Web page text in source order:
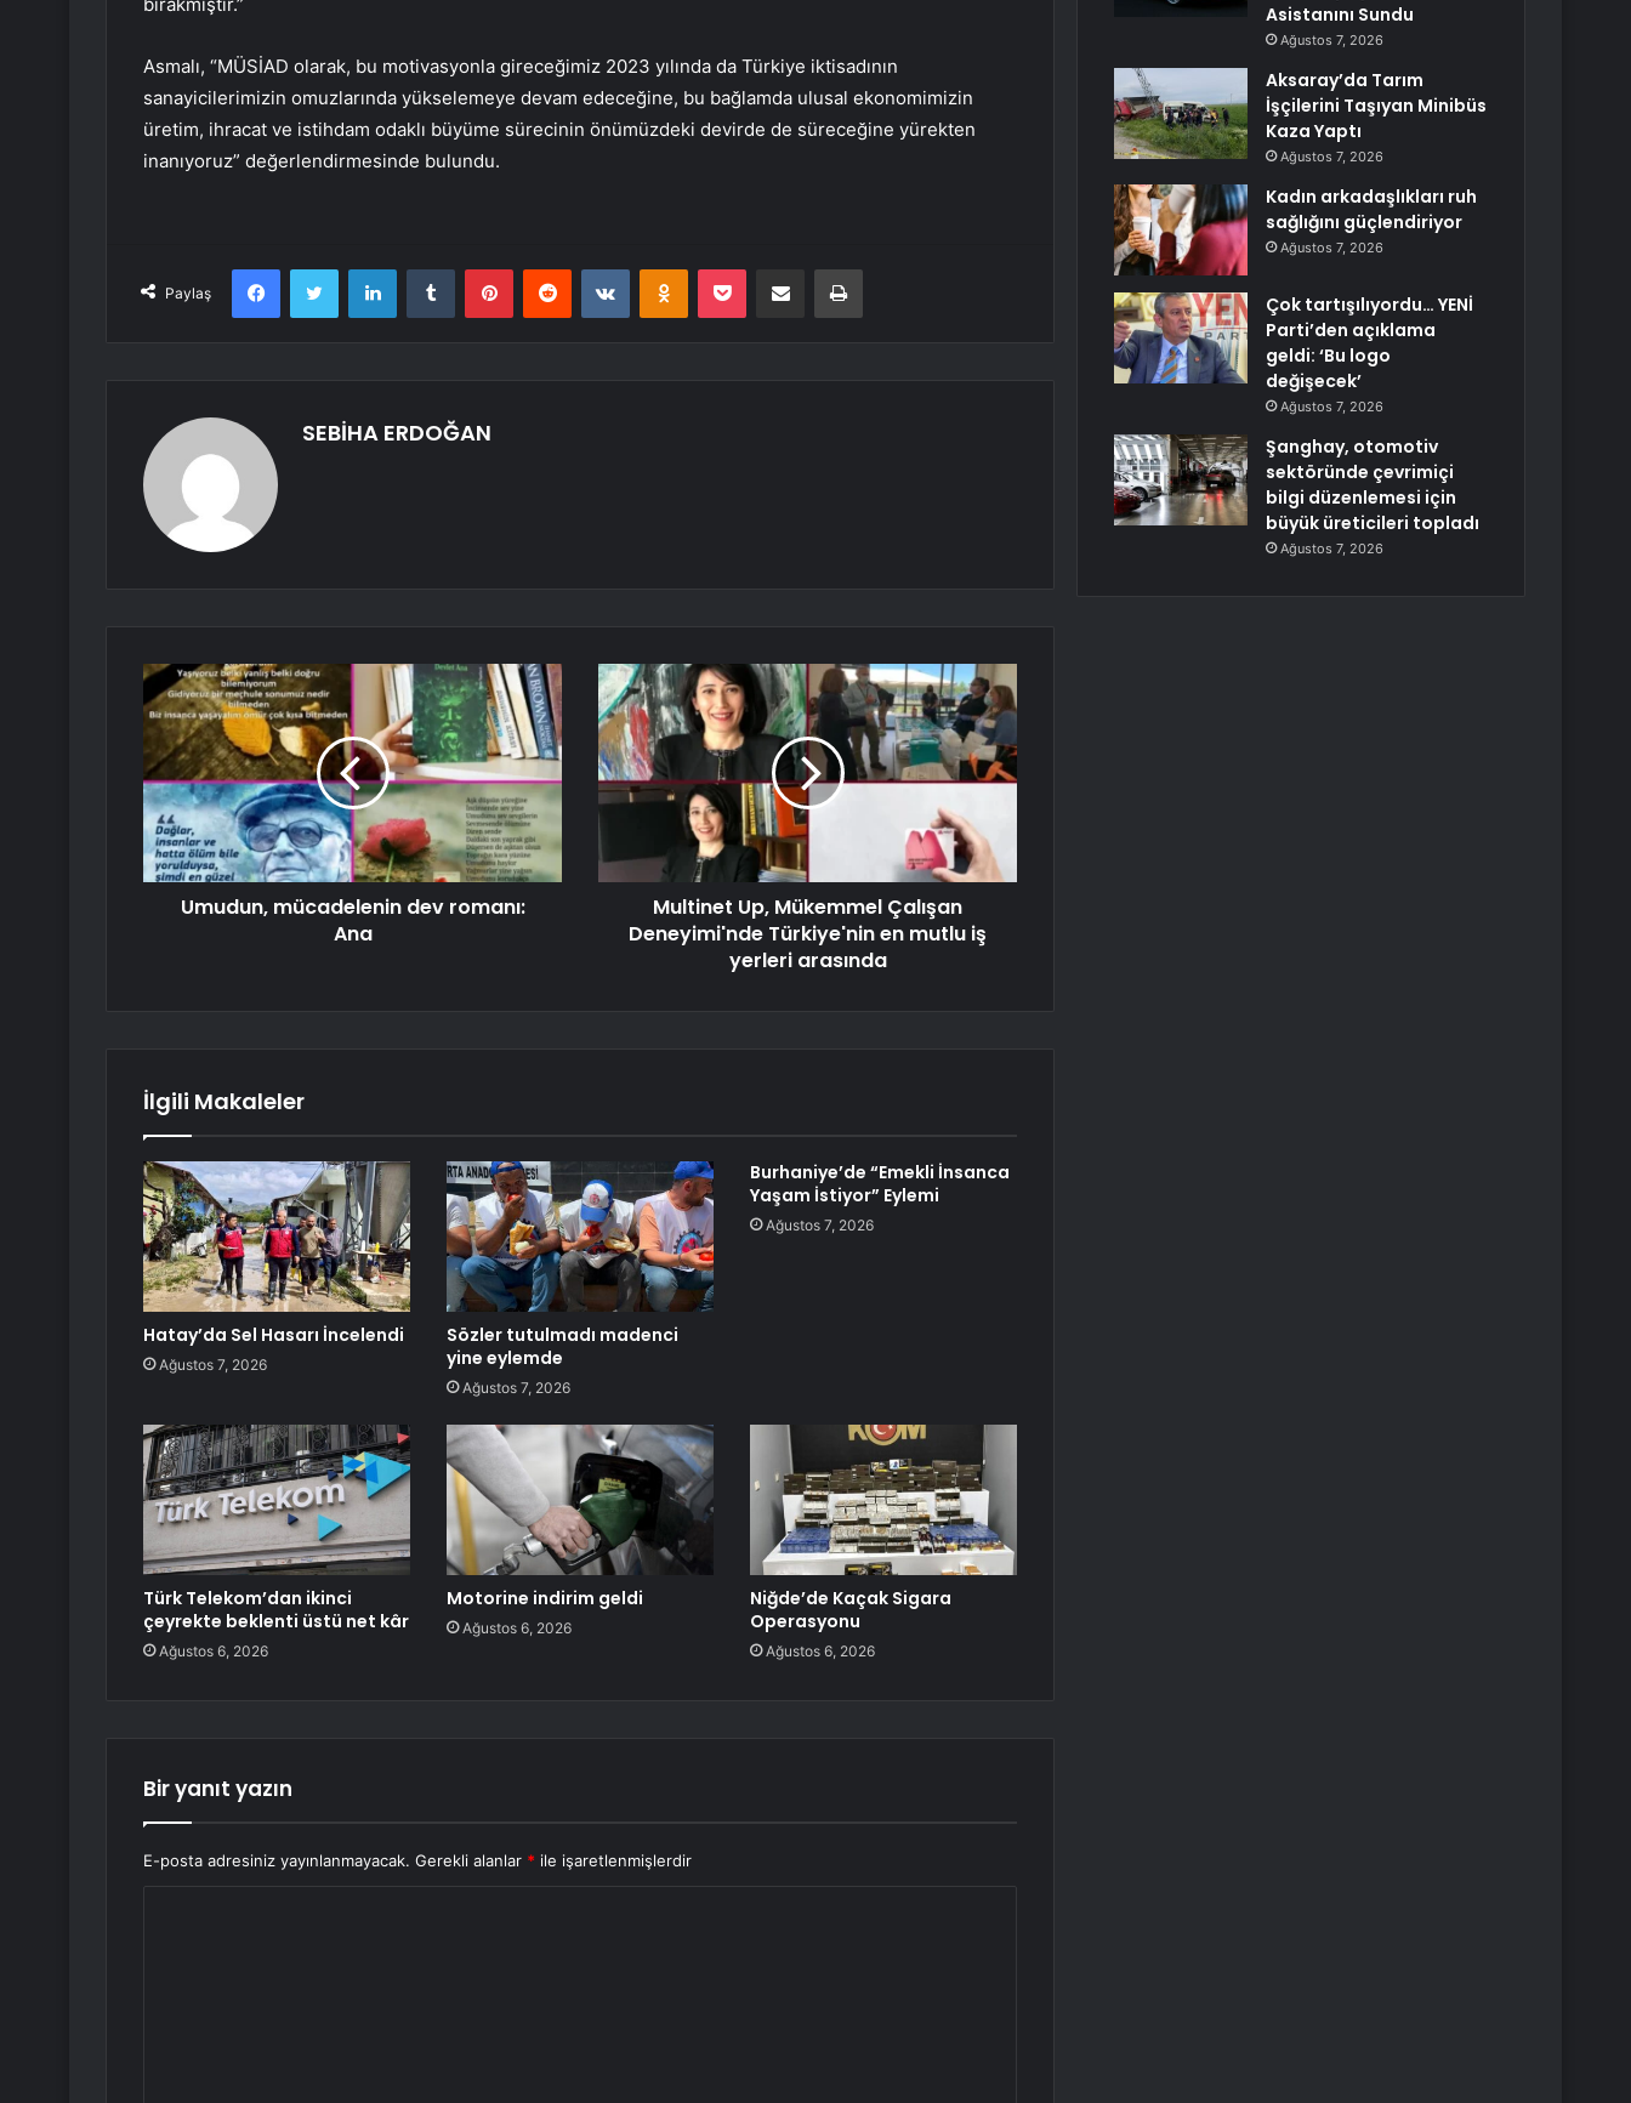
Asmalı, “MÜSİAD olarak, bu motivasyonla gireceğimiz 2023 yılında da Türkiye iktisadının
sanayicilerimizin omuzlarında yükselemeye devam edeceğine, bu bağlamda ulusal ekonomimizin
üretim, ihracat ve istihdam odaklı büyüme sürecinin önümüzdeki devirde de süreceğine yürekten
inanıyoruz” değerlendirmesinde bulundu.
Paylaş
FacebookTwitter LinkedInTumblr PinterestReddit VKontakteOdnoklassniki
Pocket E-Posta ile paylaş Yazdır
SEBİHA ERDOĞAN
Umudun, mücadelenin dev romanı:
Ana
Multinet Up, Mükemmel Çalışan
Deneyimi'nde Türkiye'nin en mutlu iş
yerleri arasında
İlgili Makaleler
Hatay’da Sel Hasarı İncelendi
Ağustos 7, 2026
Sözler tutulmadı madenci
yine eylemde
Ağustos 7, 2026
Burhaniye’de “Emekli İnsanca
Yaşam İstiyor” Eylemi
Ağustos 7, 2026
Türk Telekom’dan ikinci
çeyrekte beklenti üstü net kâr
Ağustos 6, 2026
Motorine indirim geldi
Ağustos 6, 2026
Niğde’de Kaçak Sigara
Operasyonu
Ağustos 6, 2026
Bir yanıt yazın
E-posta adresiniz yayınlanmayacak. Gerekli alanlar * ile işaretlenmişlerdir
Asistanını Sundu
Ağustos 7, 2026
Aksaray’da Tarım
İşçilerini Taşıyan Minibüs
Kaza Yaptı
Ağustos 7, 2026
Kadın arkadaşlıkları ruh
sağlığını güçlendiriyor
Ağustos 7, 2026
Çok tartışılıyordu… YENİ
Parti’den açıklama
geldi: ‘Bu logo
değişecek’
Ağustos 7, 2026
Şanghay, otomotiv
sektöründe çevrimiçi
bilgi düzenlemesi için
büyük üreticileri topladı
Ağustos 7, 2026